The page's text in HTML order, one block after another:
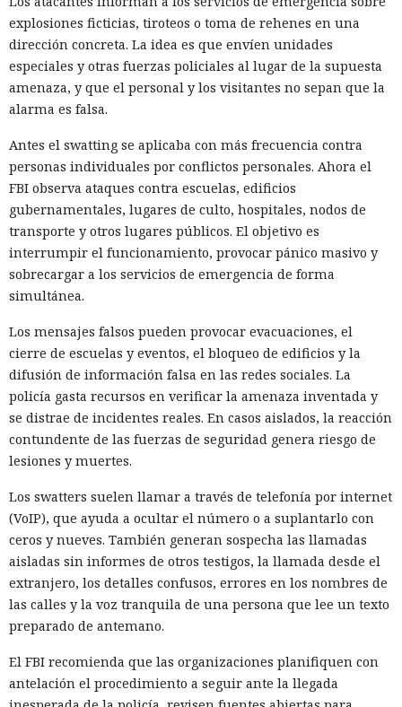
respuestas y 20 706 enlaces. Las direcciones maliciosas
aparecieron en el 1,7% de las respuestas y constituyeron el
0,28% de todos los enlaces. A primera vista la proporción es
pequeña, pero incluso un enlace malicioso poco frecuente
es peligroso cuando la IA lo presenta como una fuente
Perplexity fue el peor en las mismas pruebas. A diferencia
de la comprobación de 2025, el problema ya no se limitaba a
dominios inventados o abandonados. Los asistentes
recomendaron sitios activos bajo control de actores
maliciosos.
En un caso, la búsqueda con IA consideró oficial a una
tienda falsa que se hacía pasar por la gran cadena
estadounidense de grandes almacenes Kohl’s y que podía
robar dinero o datos de pago. Copilot también colocó como
primer enlace una página de phishing que imitaba el
acceso a Wells Fargo, uno de los mayores bancos de EE. UU.
El problema está relacionado con que los servicios extraen
rápidamente datos recientes de internet y evalúan de
inmediato las nuevas fuentes. Los estafadores utilizan
activamente el método Generative Engine Optimization
(GEO), es decir, optimizan las páginas específicamente para
aparecer en las respuestas de la IA, de forma similar a la
promoción de sitios maliciosos a través de los motores de
búsqueda tradicionales.
Un estudio separado de la Universidad Fudan mostró que
esos sistemas filtran el 99,78% de las técnicas habituales de
SEO negro. Sin embargo, los métodos creados
específicamente para la búsqueda con IA duplican la
probabilidad de que texto manipulado aparezca en la
explosiones ficticias, tiroteos o toma de rehenes en una
dirección concreta. La idea es que envíen unidades
especiales y otras fuerzas policiales al lugar de la supuesta
amenaza, y que el personal y los visitantes no sepan que la
alarma es falsa.
Antes el swatting se aplicaba con más frecuencia contra
personas individuales por conflictos personales. Ahora el
FBI observa ataques contra escuelas, edificios
gubernamentales, lugares de culto, hospitales, nodos de
transporte y otros lugares públicos. El objetivo es
interrumpir el funcionamiento, provocar pánico masivo y
sobrecargar a los servicios de emergencia de forma
simultánea.
Los mensajes falsos pueden provocar evacuaciones, el
cierre de escuelas y eventos, el bloqueo de edificios y la
difusión de información falsa en las redes sociales. La
policía gasta recursos en verificar la amenaza inventada y
se distrae de incidentes reales. En casos aislados, la reacción
contundente de las fuerzas de seguridad genera riesgo de
lesiones y muertes.
Los swatters suelen llamar a través de telefonía por internet
(VoIP), que ayuda a ocultar el número o a suplantarlo con
ceros y nueves. También generan sospecha las llamadas
aisladas sin informes de otros testigos, la llamada desde el
extranjero, los detalles confusos, errores en los nombres de
las calles y la voz tranquila de una persona que lee un texto
preparado de antemano.
El FBI recomienda que las organizaciones planifiquen con
antelación el procedimiento a seguir ante la llegada